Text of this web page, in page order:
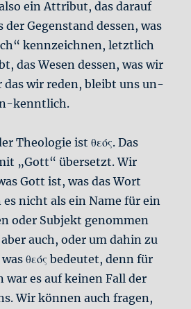
ein Attribut, das darauf
der Gegenstand dessen, was
kennzeichnen, letztlich
das Wesen dessen, was wir
das wir reden, bleibt uns un-
kenntlich.
Theologie ist θεός. Das
„Gott“ übersetzt. Wir
Gott ist, was das Wort
nicht als ein Name für ein
oder Subjekt genommen
auch, oder um dahin zu
θεός bedeutet, denn für
war es auf keinen Fall der
Wir können auch fragen,